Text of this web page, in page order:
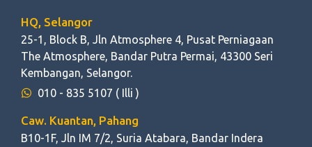
HQ, Selangor
25-1, Block B, Jln Atmosphere 4, Pusat Perniagaan
The Atmosphere, Bandar Putra Permai, 43300 Seri
Kembangan, Selangor.
010 - 835 5107 ( Illi )
Caw. Kuantan, Pahang
B10-1F, Jln IM 7/2, Suria Atabara, Bandar Indera